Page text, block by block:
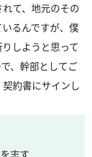
て、地元のその
るんですが、僕
しようと思って
、幹部としてご
約書にサインし